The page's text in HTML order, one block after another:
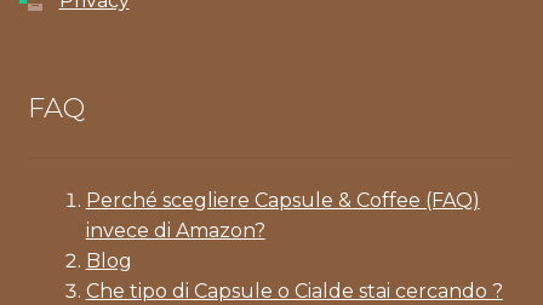
FAQ
Perché scegliere Capsule & Coffee (FAQ)
invece di Amazon?
Blog
Che tipo di Capsule o Cialde stai cercando ?